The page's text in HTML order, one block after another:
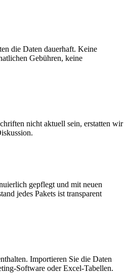
die Daten dauerhaft. Keine
Gebühren, keine
nicht aktuell sein, erstatten wir
gepflegt und mit neuen
jedes Pakets ist transparent
Importieren Sie die Daten
Software oder Excel-Tabellen.